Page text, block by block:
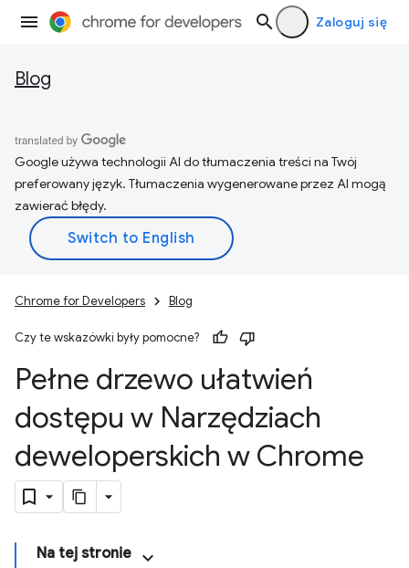
Zaloguj się
Blog
Google używa technologii AI do tłumaczenia treści na Twój
preferowany język. Tłumaczenia wygenerowane przez AI mogą
zawierać błędy.
Chrome for Developers Blog
Czy te wskazówki były pomocne?
Pełne drzewo ułatwień
dostępu w Narzędziach
deweloperskich w Chrome
Na tej stronie